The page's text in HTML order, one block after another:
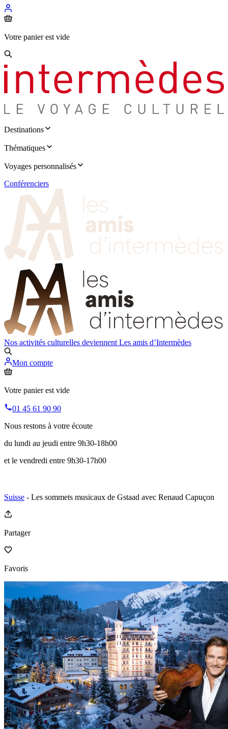
Votre panier est vide
Destinations
Thématiques
Voyages personnalisés
Conférenciers
Nos activités culturelles deviennent Les amis d’Intermèdes
Mon compte
Votre panier est vide
01 45 61 90 90
Nous restons à votre écoute
du lundi au jeudi entre 9h30-18h00
et le vendredi entre 9h30-17h00
Suisse - Les sommets musicaux de Gstaad avec Renaud Capuçon
Partager
Favoris